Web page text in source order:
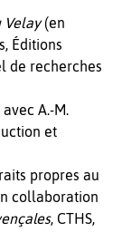
Velay(en
Éditions
de recherches
A.-M.
et
propres au
collaboration
, CTHS,